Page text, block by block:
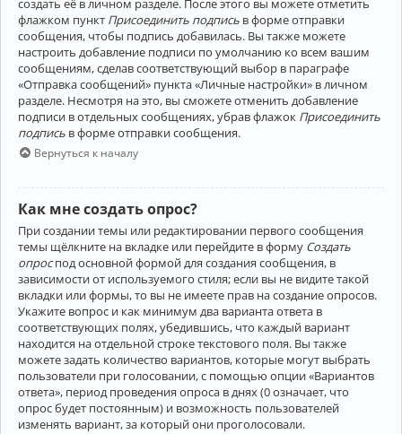
флажком пункт Присоединить подпись в форме отправки
сообщения, чтобы подпись добавилась. Вы также можете
настроить добавление подписи по умолчанию ко всем вашим
сообщениям, сделав соответствующий выбор в параграфе
«Отправка сообщений» пункта «Личные настройки» в личном
разделе. Несмотря на это, вы сможете отменить добавление
подписи в отдельных сообщениях, убрав флажок Присоединить
подпись в форме отправки сообщения.
Вернуться к началу
Как мне создать опрос?
При создании темы или редактировании первого сообщения
темы щёлкните на вкладке или перейдите в форму Создать
опроспод основной формой для создания сообщения, в
зависимости от используемого стиля; если вы не видите такой
вкладки или формы, то вы не имеете прав на создание опросов.
Укажите вопрос и как минимум два варианта ответа в
соответствующих полях, убедившись, что каждый вариант
находится на отдельной строке текстового поля. Вы также
можете задать количество вариантов, которые могут выбрать
пользователи при голосовании, с помощью опции «Вариантов
ответа», период проведения опроса в днях (0 означает, что
опрос будет постоянным) и возможность пользователей
изменять вариант, за который они проголосовали.